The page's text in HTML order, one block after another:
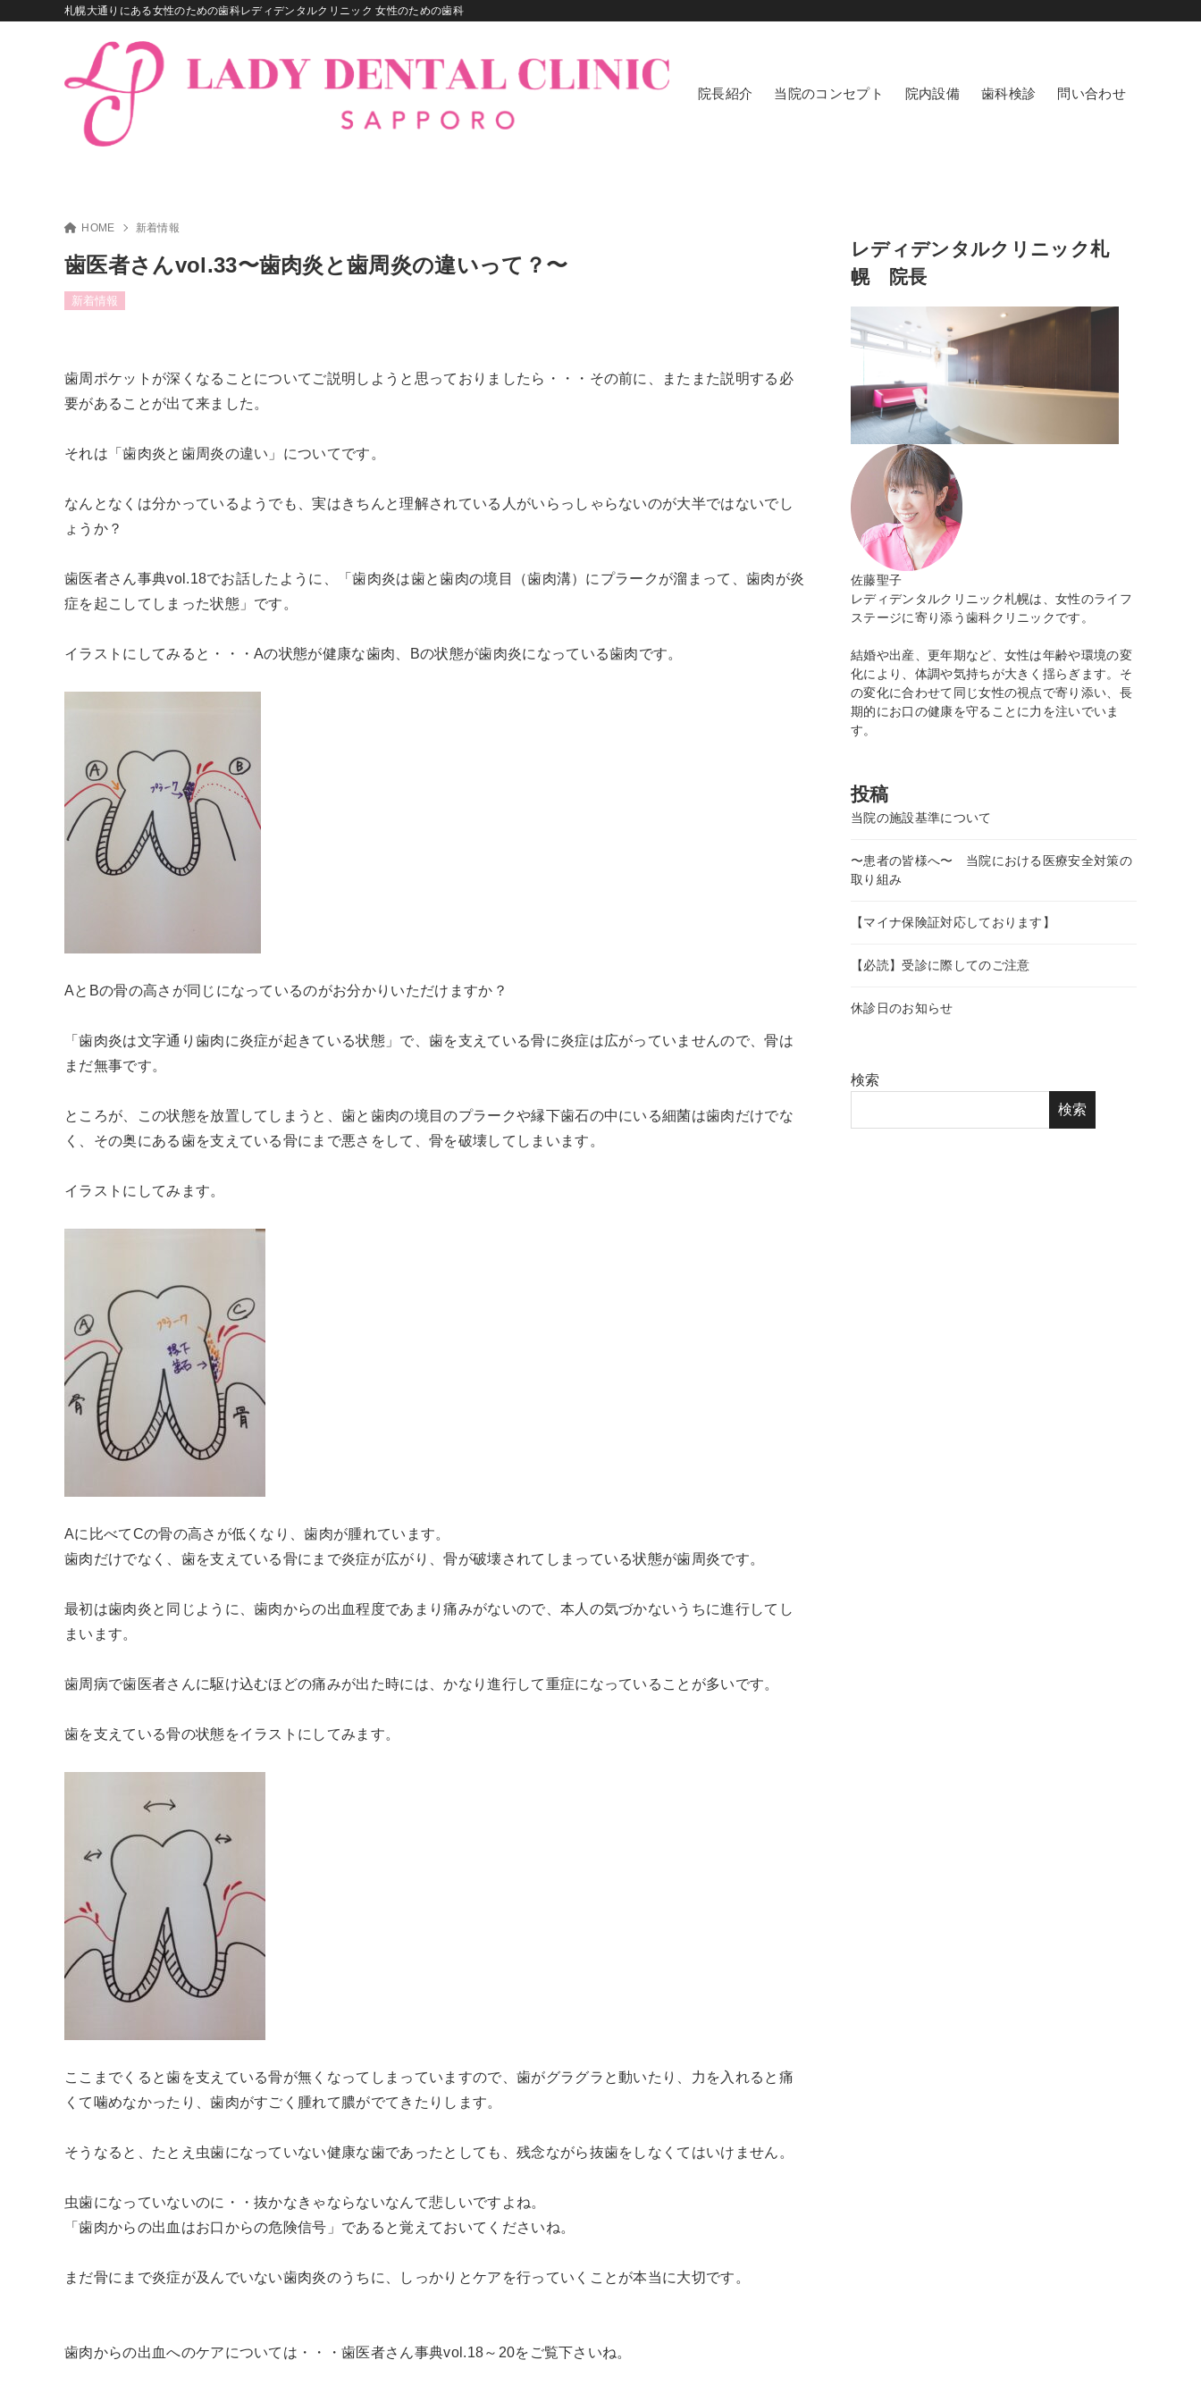
札幌大通りにある女性のための歯科レディデンタルクリニック 女性のための歯科
院長紹介 当院のコンセプト 院内設備 歯科検診 問い合わせ
HOME 新着情報
歯医者さんvol.33〜歯肉炎と歯周炎の違いって？〜
新着情報
歯周ポケットが深くなることについてご説明しようと思っておりましたら・・・その前に、またまた説明する必
要があることが出て来ました。
それは「歯肉炎と歯周炎の違い」についてです。
なんとなくは分かっているようでも、実はきちんと理解されている人がいらっしゃらないのが大半ではないでし
ょうか？
歯医者さん事典vol.18でお話したように、「歯肉炎は歯と歯肉の境目（歯肉溝）にプラークが溜まって、歯肉が炎
症を起こしてしまった状態」です。
イラストにしてみると・・・Aの状態が健康な歯肉、Bの状態が歯肉炎になっている歯肉です。
AとBの骨の高さが同じになっているのがお分かりいただけますか？
「歯肉炎は文字通り歯肉に炎症が起きている状態」で、歯を支えている骨に炎症は広がっていませんので、骨は
まだ無事です。
ところが、この状態を放置してしまうと、歯と歯肉の境目のプラークや縁下歯石の中にいる細菌は歯肉だけでな
く、その奥にある歯を支えている骨にまで悪さをして、骨を破壊してしまいます。
イラストにしてみます。
Aに比べてCの骨の高さが低くなり、歯肉が腫れています。
歯肉だけでなく、歯を支えている骨にまで炎症が広がり、骨が破壊されてしまっている状態が歯周炎です。
最初は歯肉炎と同じように、歯肉からの出血程度であまり痛みがないので、本人の気づかないうちに進行してし
まいます。
歯周病で歯医者さんに駆け込むほどの痛みが出た時には、かなり進行して重症になっていることが多いです。
歯を支えている骨の状態をイラストにしてみます。
ここまでくると歯を支えている骨が無くなってしまっていますので、歯がグラグラと動いたり、力を入れると痛
くて噛めなかったり、歯肉がすごく腫れて膿がでてきたりします。
そうなると、たとえ虫歯になっていない健康な歯であったとしても、残念ながら抜歯をしなくてはいけません。
虫歯になっていないのに・・抜かなきゃならないなんて悲しいですよね。
「歯肉からの出血はお口からの危険信号」であると覚えておいてくださいね。
まだ骨にまで炎症が及んでいない歯肉炎のうちに、しっかりとケアを行っていくことが本当に大切です。
歯肉からの出血へのケアについては・・・歯医者さん事典vol.18～20をご覧下さいね。
レディデンタルクリニック札
幌 院長
佐藤聖子
レディデンタルクリニック札幌は、女性のライフ
ステージに寄り添う歯科クリニックです。
結婚や出産、更年期など、女性は年齢や環境の変
化により、体調や気持ちが大きく揺らぎます。そ
の変化に合わせて同じ女性の視点で寄り添い、長
期的にお口の健康を守ることに力を注いでいま
す。
投稿
当院の施設基準について
〜患者の皆様へ〜 当院における医療安全対策の
取り組み
【マイナ保険証対応しております】
【必読】受診に際してのご注意
休診日のお知らせ
検索
検索